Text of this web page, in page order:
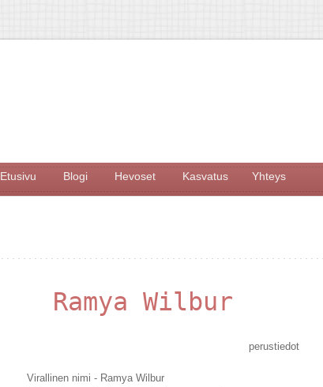
Etusivu Blogi Hevoset Kasvatus Yhteys
Ramya Wilbur
perustiedot
Virallinen nimi - Ramya Wilbur